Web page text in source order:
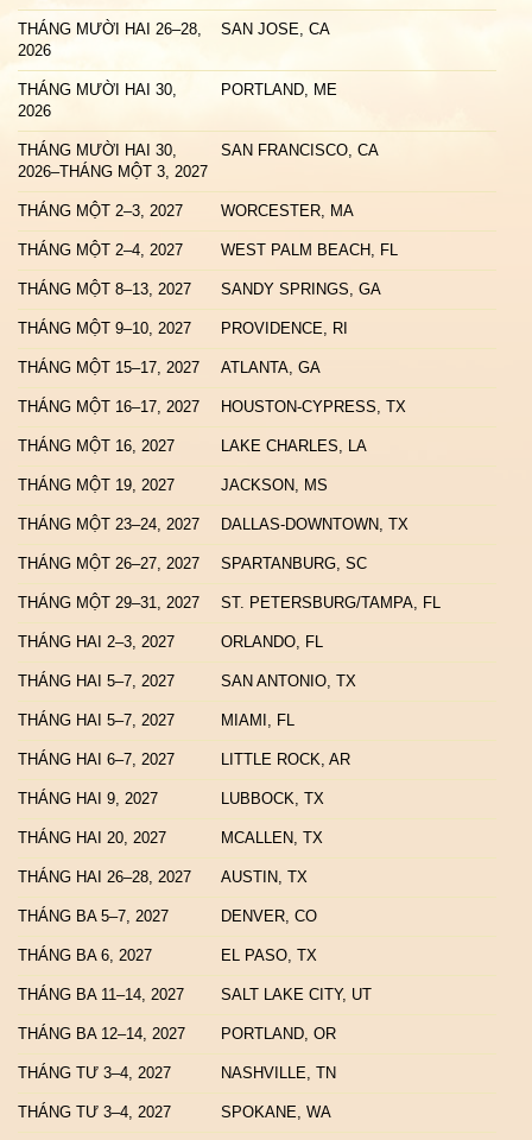
THÁNG MƯỜI HAI 26–28,
2026
SAN JOSE, CA
THÁNG MƯỜI HAI 30,
2026
PORTLAND, ME
THÁNG MƯỜI HAI 30,
2026–THÁNG MỘT 3, 2027
SAN FRANCISCO, CA
THÁNG MỘT 2–3, 2027 WORCESTER, MA
THÁNG MỘT 2–4, 2027 WEST PALM BEACH, FL
THÁNG MỘT 8–13, 2027 SANDY SPRINGS, GA
THÁNG MỘT 9–10, 2027 PROVIDENCE, RI
THÁNG MỘT 15–17, 2027 ATLANTA, GA
THÁNG MỘT 16–17, 2027 HOUSTON-CYPRESS, TX
THÁNG MỘT 16, 2027 LAKE CHARLES, LA
THÁNG MỘT 19, 2027 JACKSON, MS
THÁNG MỘT 23–24, 2027 DALLAS-DOWNTOWN, TX
THÁNG MỘT 26–27, 2027 SPARTANBURG, SC
THÁNG MỘT 29–31, 2027 ST. PETERSBURG/TAMPA, FL
THÁNG HAI 2–3, 2027 ORLANDO, FL
THÁNG HAI 5–7, 2027 SAN ANTONIO, TX
THÁNG HAI 5–7, 2027 MIAMI, FL
THÁNG HAI 6–7, 2027 LITTLE ROCK, AR
THÁNG HAI 9, 2027 LUBBOCK, TX
THÁNG HAI 20, 2027 MCALLEN, TX
THÁNG HAI 26–28, 2027 AUSTIN, TX
THÁNG BA 5–7, 2027 DENVER, CO
THÁNG BA 6, 2027 EL PASO, TX
THÁNG BA 11–14, 2027 SALT LAKE CITY, UT
THÁNG BA 12–14, 2027 PORTLAND, OR
THÁNG TƯ 3–4, 2027 NASHVILLE, TN
THÁNG TƯ 3–4, 2027 SPOKANE, WA